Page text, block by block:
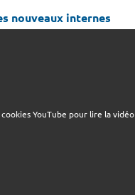
nouveaux internes
YouTube pour lire la vidéo